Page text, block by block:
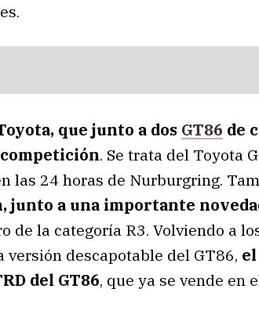
que junto a dos GT86 de
. Se trata del Toyota
las 24 horas de Nurburgring.
junto a una importante
de la categoría R3. Volviendo a
versión descapotable del GT86,
del GT86, que ya se vende en